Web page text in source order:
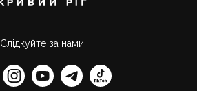
Слідкуйте за нами: